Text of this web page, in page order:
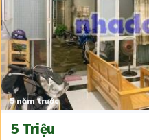
5 năm trước
5 Triệu